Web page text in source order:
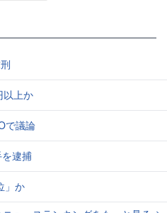
以上か
で議論
逮捕
」か